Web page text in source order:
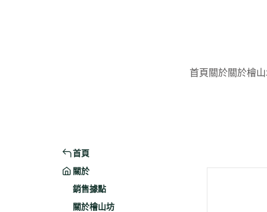
首頁 關於關於檜
首頁
關於
銷售據點
關於檜山坊